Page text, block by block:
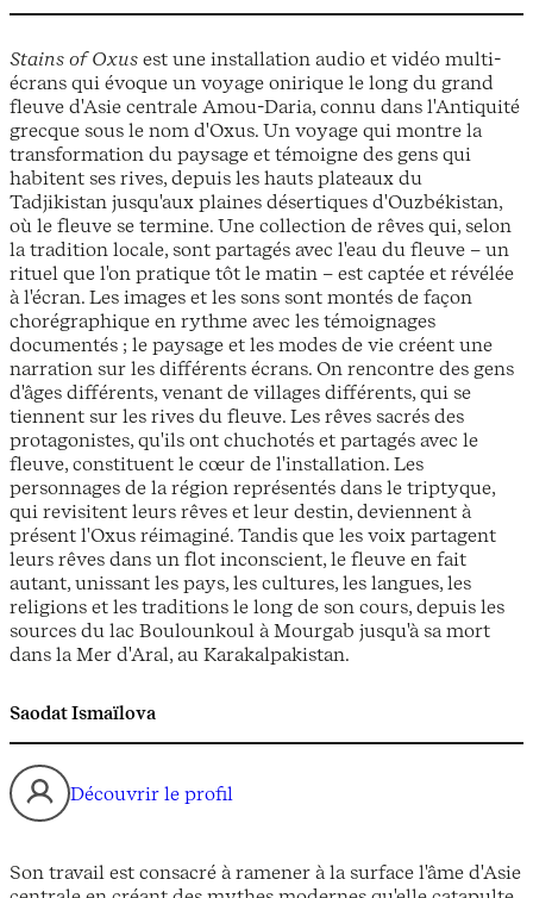
Stains of Oxus est une installation audio et vidéo multi-
écrans qui évoque un voyage onirique le long du grand
fleuve d'Asie centrale Amou-Daria, connu dans l'Antiquité
grecque sous le nom d'Oxus. Un voyage qui montre la
transformation du paysage et témoigne des gens qui
habitent ses rives, depuis les hauts plateaux du
Tadjikistan jusqu'aux plaines désertiques d'Ouzbékistan,
où le fleuve se termine. Une collection de rêves qui, selon
la tradition locale, sont partagés avec l'eau du fleuve – un
rituel que l'on pratique tôt le matin – est captée et révélée
à l'écran. Les images et les sons sont montés de façon
chorégraphique en rythme avec les témoignages
documentés ; le paysage et les modes de vie créent une
narration sur les différents écrans. On rencontre des gens
d'âges différents, venant de villages différents, qui se
tiennent sur les rives du fleuve. Les rêves sacrés des
protagonistes, qu'ils ont chuchotés et partagés avec le
fleuve, constituent le cœur de l'installation. Les
personnages de la région représentés dans le triptyque,
qui revisitent leurs rêves et leur destin, deviennent à
présent l'Oxus réimaginé. Tandis que les voix partagent
leurs rêves dans un flot inconscient, le fleuve en fait
autant, unissant les pays, les cultures, les langues, les
religions et les traditions le long de son cours, depuis les
sources du lac Boulounkoul à Mourgab jusqu'à sa mort
dans la Mer d'Aral, au Karakalpakistan.
Saodat Ismaïlova
Découvrir le profil
Son travail est consacré à ramener à la surface l'âme d'Asie